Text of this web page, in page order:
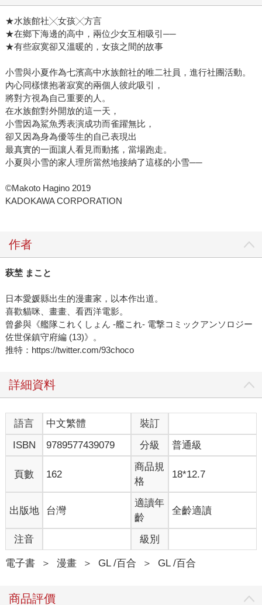
★水族館社╳女孩╳方言
★在鄉下海邊的高中，兩位少女互相吸引──
★有些寂寞卻又溫暖的，女孩之間的故事
小雪與小夏作為七濱高中水族館社的唯二社員，進行社團活動。
內心同樣懷抱著寂寞的兩個人彼此吸引，
將對方視為自己重要的人。
在水族館對外開放的這一天，
小雪因為鯊魚秀表演成功而雀躍無比，
卻又因為身為優等生的自己表現出
最真實的一面讓人看見而動搖，當場跑走。
小夏與小雪的家人理所當然地接納了這樣的小雪──
©Makoto Hagino 2019
KADOKAWA CORPORATION
作者
萩埜 まこと
日本愛媛縣出生的漫畫家，以本作出道。
喜歡貓咪、畫畫、看西洋電影。
曾參與《艦隊これくしょん -艦これ- 電撃コミックアンソロジー
佐世保鎮守府編 (13)》。
推特：https://twitter.com/93choco
詳細資料
語言 中文繁體
裝訂
ISBN
9789577439079 分級 普通級
頁數 162
商品規
格
18*12.7
出版地 台灣
適讀年
齡
全齡適讀
注音 級別
電子書 ＞ 漫畫 ＞ GL /百合 ＞ GL /百合
商品評價